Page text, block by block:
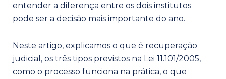
entender a diferença entre os dois institutos
pode ser a decisão mais importante do ano.
Neste artigo, explicamos o que é recuperação
judicial, os três tipos previstos na Lei 11.101/2005,
como o processo funciona na prática, o que